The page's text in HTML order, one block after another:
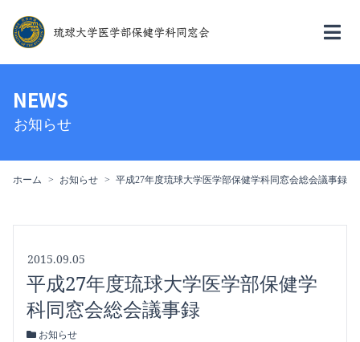
NEWS
お知らせ
ホーム お知らせ 平成27年度琉球大学医学部保健学科同窓会総会議事録
2015.09.05
平成27年度琉球大学医学部保健学
科同窓会総会議事録
お知らせ